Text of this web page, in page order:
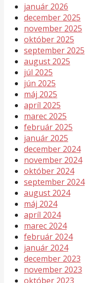
január 2026
december 2025
november 2025
október 2025
september 2025
august 2025
júl 2025
jún 2025
máj 2025
apríl 2025
marec 2025
február 2025
január 2025
december 2024
november 2024
október 2024
september 2024
august 2024
máj 2024
apríl 2024
marec 2024
február 2024
január 2024
december 2023
november 2023
október 2023